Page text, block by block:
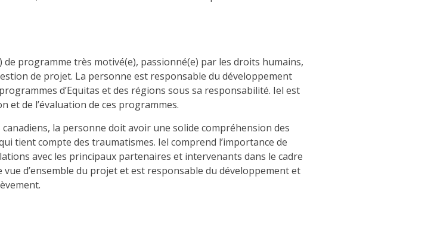
de programme très motivé(e), passionné(e) par les droits humains,
de projet. La personne est responsable du développement
d’Equitas et des régions sous sa responsabilité. Iel est
et de l’évaluation de ces programmes.
la personne doit avoir une solide compréhension des
tient compte des traumatismes. Iel comprend l’importance de
avec les principaux partenaires et intervenants dans le cadre
d’ensemble du projet et est responsable du développement et